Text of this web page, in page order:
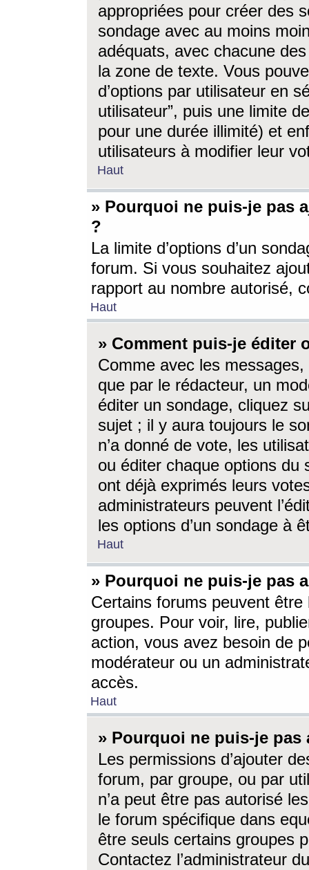
appropriées pour créer des
sondage avec au moins
adéquats, avec chacune
la zone de texte. Vous
d’options par utilisateur en
utilisateur”, puis une limite
pour une durée illimité) et
utilisateurs à modifier leur
Haut
» Pourquoi ne puis-je pas
?
La limite d’options d’un
forum. Si vous souhaitez
rapport au nombre autorisé,
Haut
» Comment puis-je éditer
Comme avec les
que par le rédacteur, un
éditer un sondage, cliquez
sujet ; il y aura toujours le
n’a donné de vote, les
ou éditer chaque options du
ont déjà exprimés leurs
administrateurs peuvent
les options d’un sondage à
Haut
» Pourquoi ne puis-je pas
Certains forums peuvent être
groupes. Pour voir, lire,
action, vous avez besoin de
modérateur ou un
accès.
Haut
» Pourquoi ne puis-je
Les permissions d’ajouter
forum, par groupe, ou par
n’a peut être pas autorisé
le forum spécifique dans
être seuls certains groupes
Contactez l’administrateur